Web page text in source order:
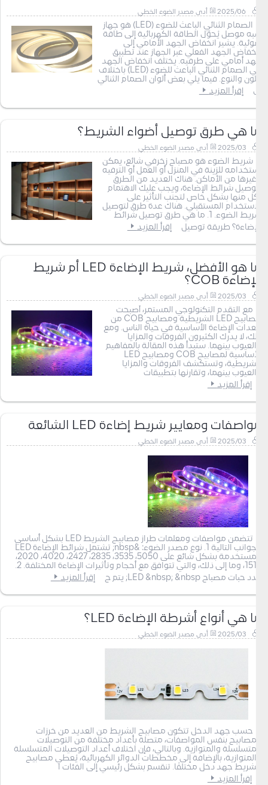
2025/06 أدى مصدر الضوء الخطي
الصمام الثنائي الباعث للضوء (LED) هو جهاز
شبه موصل يُحوّل الطاقة الكهربائية إلى طاقة
ضوئية. يشير انخفاض الجهد الأمامي إلى
انخفاض الجهد الفعلي عبر الجهاز عند تطبيق
جهد أمامي على طرفيه. يختلف انخفاض الجهد
في الصمام الثنائي الباعث للضوء (LED) باختلاف
اللون والنوع. فيما يلي بعض ألوان الصمام الثنائي
إقرأ المزيد
ما هي طرق توصيل أضواء الشريط؟
2025/03 أدى مصدر الضوء الخطي
شريط الضوء هو مصباح زخرفي شائع، يمكن
استخدامه للزينة في المنزل أو العمل أو الترفيه
وغيرها من الأماكن. هناك العديد من الطرق
لتوصيل شرائط الإضاءة، ويجب عليك الاهتمام
بكل منها بشكل خاص لتجنب التأثير على
الاستخدام المستقبلي. هناك عدة طرق لتوصيل
شريط الضوء. 1. ما هي طرق توصيل شرائط
الإضاءة؟ طريقة توصيل
إقرأ المزيد
ما هو الأفضل، شريط الإضاءة LED أم شريط
الإضاءة COB؟
2025/03 أدى مصدر الضوء الخطي
مع التقدم التكنولوجي المستمر، أصبحت
مصابيح LED الشريطية ومصابيح COB من
معدات الإضاءة الأساسية في حياة الناس. ومع
ذلك، لا يدرك الكثيرون الفروقات والمزايا
والعيوب بينهما. ستبدأ هذه المقالة بالمفاهيم
الأساسية لمصابيح COB ومصابيح LED
الشريطية، وتستكشف الفروقات والمزايا
والعيوب بينهما، وتقارنها بتطبيقات
إقرأ المزيد
مواصفات ومعايير شريط إضاءة LED الشائعة
2025/03 أدى مصدر الضوء الخطي
تتضمن مواصفات ومعلمات طراز مصابيح الشريط LED بشكل أساسي
الجوانب التالية 1. نوع مصدر الضوء: &nbsp; تشتمل شرائط الإضاءة LED
المستخدمة بشكل شائع على 5050، 3535، 2835، 2427، 4020، 2020،
1515، وما إلى ذلك، والتي تتوافق مع أحجام وتأثيرات الإضاءة المختلفة. 2.
عدد حبات مصباح LED &nbsp; &nbsp; يتم ح
إقرأ المزيد
ما هي أنواع أشرطة الإضاءة LED؟
2025/03 أدى مصدر الضوء الخطي
حسب جهد الدخل تتكون مصابيح الشريط من العديد من خرزات
المصابيح بنفس المواصفات، متصلة بأعداد مختلفة من التوصيلات
المتسلسلة والمتوازية. وبالتالي، فإن اختلاف أعداد التوصيلات المتسلسلة
والمتوازية، بالإضافة إلى مخططات الدوائر الكهربائية، يُعطي مصابيح
الشريط جهد دخل مختلفًا. تنقسم بشكل رئيسي إلى الفئات ا
إقرأ المزيد